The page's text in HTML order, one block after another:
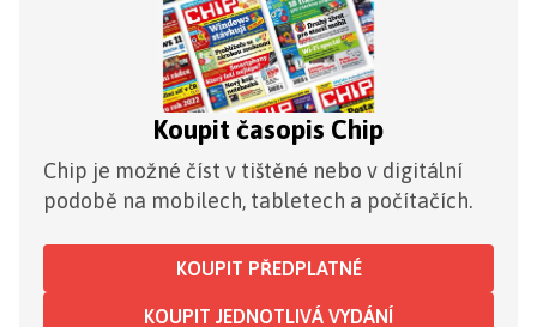
Koupit časopis Chip
Chip je možné číst v tištěné nebo v digitální
podobě na mobilech, tabletech a počítačích.
KOUPIT PŘEDPLATNÉ
KOUPIT JEDNOTLIVÁ VYDÁNÍ